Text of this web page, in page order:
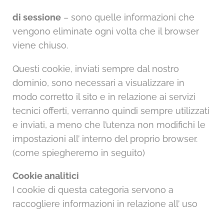
di sessione – sono quelle informazioni che
vengono eliminate ogni volta che il browser
viene chiuso.
Questi cookie, inviati sempre dal nostro
dominio, sono necessari a visualizzare in
modo corretto il sito e in relazione ai servizi
tecnici offerti, verranno quindi sempre utilizzati
e inviati, a meno che l’utenza non modifichi le
impostazioni all’ interno del proprio browser.
(come spiegheremo in seguito)
Cookie analitici
I cookie di questa categoria servono a
raccogliere informazioni in relazione all’ uso